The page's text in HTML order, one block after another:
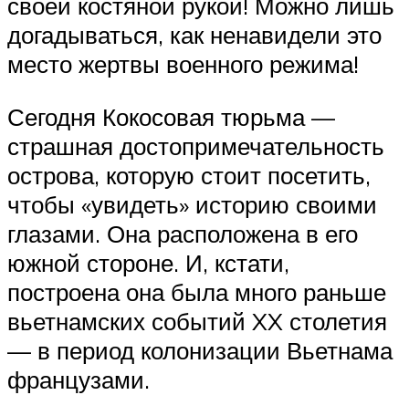
догадываться, как ненавидели это
место жертвы военного режима!
Сегодня Кокосовая тюрьма —
страшная достопримечательность
острова, которую стоит посетить,
чтобы «увидеть» историю своими
глазами. Она расположена в его
южной стороне. И, кстати,
построена она была много раньше
вьетнамских событий XX столетия
— в период колонизации Вьетнама
французами.